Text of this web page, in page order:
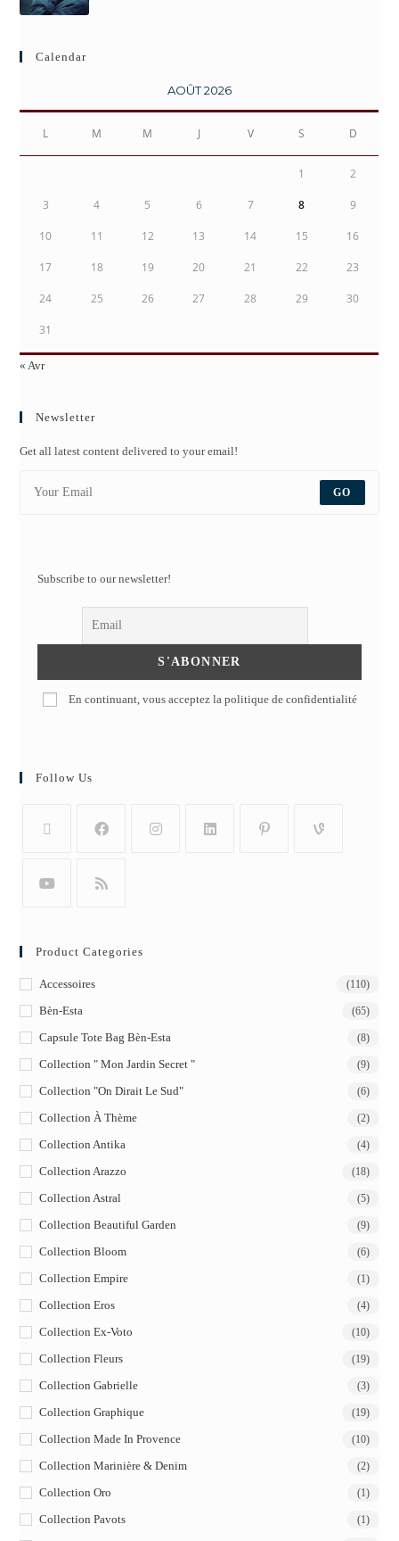
Calendar
AOÛT 2026
L M M J V S D
1 2
3 4 5 6 7 8 9
10 11 12 13 14 15 16
17 18 19 20 21 22 23
24 25 26 27 28 29 30
31
« Avr
Newsletter
Get all latest content delivered to your email!
GO
Subscribe to our newsletter!
En continuant, vous acceptez la politique de confidentialité
Follow Us
Product Categories
Accessoires (110)
Bèn-Esta (65)
Capsule Tote Bag Bèn-Esta (8)
Collection " Mon Jardin Secret " (9)
Collection "On Dirait Le Sud" (6)
Collection À Thème (2)
Collection Antika (4)
Collection Arazzo (18)
Collection Astral (5)
Collection Beautiful Garden (9)
Collection Bloom (6)
Collection Empire (1)
Collection Eros (4)
Collection Ex-Voto (10)
Collection Fleurs (19)
Collection Gabrielle (3)
Collection Graphique (19)
Collection Made In Provence (10)
Collection Marinière & Denim (2)
Collection Oro (1)
Collection Pavots (1)